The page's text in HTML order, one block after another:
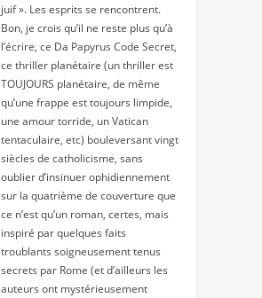
juif ». Les esprits se rencontrent.
Bon, je crois qu’il ne reste plus qu’à
l’écrire, ce Da Papyrus Code Secret,
ce thriller planétaire (un thriller est
TOUJOURS planétaire, de même
qu’une frappe est toujours limpide,
une amour torride, un Vatican
tentaculaire, etc) bouleversant vingt
siècles de catholicisme, sans
oublier d’insinuer ophidiennement
sur la quatrième de couverture que
ce n’est qu’un roman, certes, mais
inspiré par quelques faits
troublants soigneusement tenus
secrets par Rome (et d’ailleurs les
auteurs ont mystérieusement